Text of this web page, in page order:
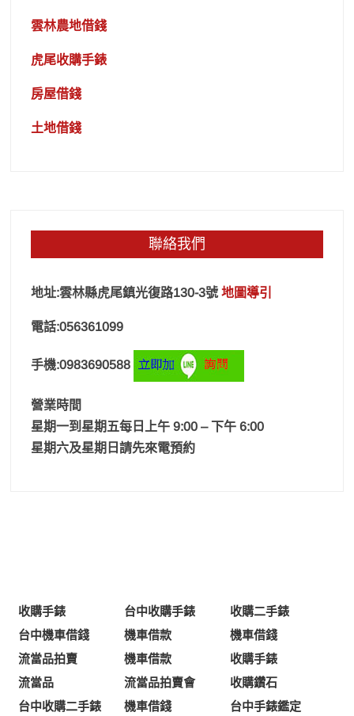
雲林農地借錢
虎尾收購手錶
房屋借錢
土地借錢
聯絡我們
地址:雲林縣虎尾鎮光復路130-3號地圖導引
電話:056361099
手機:0983690588
營業時間
星期一到星期五每日上午 9:00 – 下午 6:00
星期六及星期日請先來電預約
收購手錶 台中收購手錶
收購二手錶
台中機車借錢
機車借款
機車借錢
流當品拍賣
機車借款
收購手錶
流當品
流當品拍賣會
收購鑽石
台中收購二手錶
機車借錢 台中手錶鑑定